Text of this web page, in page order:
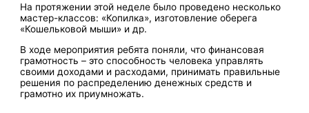
На протяжении этой неделе было проведено несколько
мастер-классов: «Копилка», изготовление оберега
«Кошельковой мыши» и др.
В ходе мероприятия ребята поняли, что финансовая
грамотность – это способность человека управлять
своими доходами и расходами, принимать правильные
решения по распределению денежных средств и
грамотно их приумножать.